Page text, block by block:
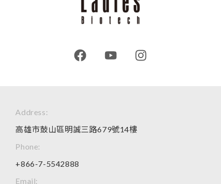
Address:
高雄市鼓山區明誠三路679號14樓
Phone:
+866-7-5542888
Email: